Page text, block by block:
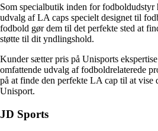
Som specialbutik inden for fodboldudstyr
udvalg af LA caps specielt designet til
fodbold gør dem til det perfekte sted at
støtte til dit yndlingshold.
Kunder sætter pris på Unisports
omfattende udvalg af fodboldrelaterede
på at finde den perfekte LA cap til at vise
Unisport.
JD Sports